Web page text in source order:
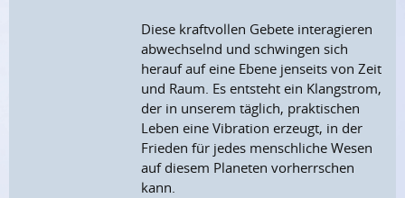
Diese kraftvollen Gebete interagieren
abwechselnd und schwingen sich
herauf auf eine Ebene jenseits von Zeit
und Raum. Es entsteht ein Klangstrom,
der in unserem täglich, praktischen
Leben eine Vibration erzeugt, in der
Frieden für jedes menschliche Wesen
auf diesem Planeten vorherrschen
kann.